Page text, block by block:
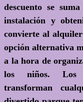
descuento se
instalación y
convierte al
opción alternativa
a la hora de
los niños. Los
transforman